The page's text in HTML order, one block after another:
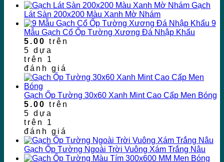
Gạch
Lát Sàn 200x200 Màu Xanh Mờ Nhám
9
Mẫu Gạch Cổ Ốp Tường Xương Đá Nhập Khẩu
5.00 trên
5 dựa
trên 1
đánh giá
Gạch Ốp Tường 30x60 Xanh Mint Cao Cấp Men Bóng
5.00 trên
5 dựa
trên 1
đánh giá
Gạch Ốp Tường Ngoài Trời Vuông Xám Trắng Nâu